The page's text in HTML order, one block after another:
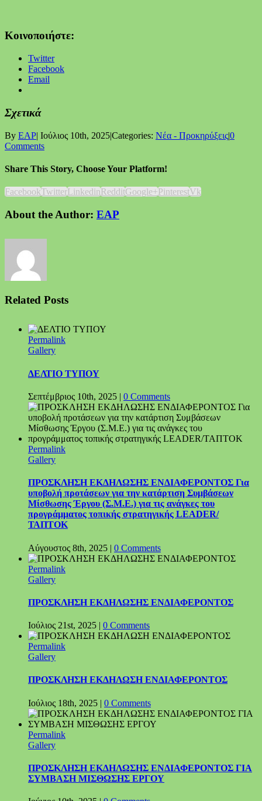
Κοινοποιήστε:
Twitter
Facebook
Email
Σχετικά
By EAP| Ιούλιος 10th, 2025|Categories: Νέα - Προκηρύξεις|0
Comments
Share This Story, Choose Your Platform!
FacebookTwitterLinkedinRedditGoogle+PinterestVk
About the Author: EAP
Related Posts
Permalink
Gallery
ΔΕΛΤΙΟ ΤΥΠΟΥ
Σεπτέμβριος 10th, 2025 | 0 Comments
Permalink
Gallery
ΠΡΟΣΚΛΗΣΗ ΕΚΔΗΛΩΣΗΣ ΕΝΔΙΑΦΕΡΟΝΤΟΣ Για
υποβολή προτάσεων για την κατάρτιση Συμβάσεων
Μίσθωσης Έργου (Σ.Μ.Ε.) για τις ανάγκες του
προγράμματος τοπικής στρατηγικής LEADER/
ΤΑΠΤΟΚ
Αύγουστος 8th, 2025 | 0 Comments
Permalink
Gallery
ΠΡΟΣΚΛΗΣΗ ΕΚΔΗΛΩΣΗΣ ΕΝΔΙΑΦΕΡΟΝΤΟΣ
Ιούλιος 21st, 2025 | 0 Comments
Permalink
Gallery
ΠΡΟΣΚΛΗΣΗ ΕΚΔΗΛΩΣΗ ΕΝΔΙΑΦΕΡΟΝΤΟΣ
Ιούλιος 18th, 2025 | 0 Comments
Permalink
Gallery
ΠΡΟΣΚΛΗΣΗ ΕΚΔΗΛΩΣΗΣ ΕΝΔΙΑΦΕΡΟΝΤΟΣ ΓΙΑ
ΣΥΜΒΑΣΗ ΜΙΣΘΩΣΗΣ ΕΡΓΟΥ